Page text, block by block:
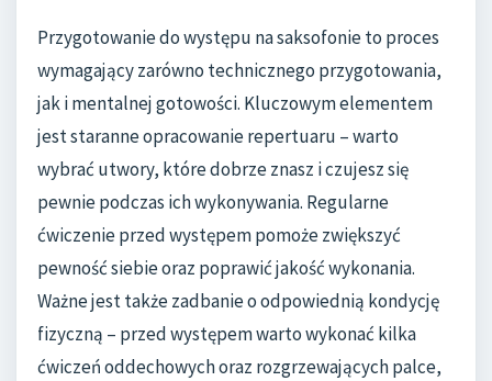
Przygotowanie do występu na saksofonie to proces
wymagający zarówno technicznego przygotowania,
jak i mentalnej gotowości. Kluczowym elementem
jest staranne opracowanie repertuaru – warto
wybrać utwory, które dobrze znasz i czujesz się
pewnie podczas ich wykonywania. Regularne
ćwiczenie przed występem pomoże zwiększyć
pewność siebie oraz poprawić jakość wykonania.
Ważne jest także zadbanie o odpowiednią kondycję
fizyczną – przed występem warto wykonać kilka
ćwiczeń oddechowych oraz rozgrzewających palce,